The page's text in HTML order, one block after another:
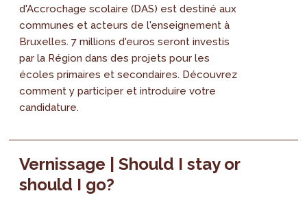
d'Accrochage scolaire (DAS) est destiné aux
communes et acteurs de l'enseignement à
Bruxelles. 7 millions d'euros seront investis
par la Région dans des projets pour les
écoles primaires et secondaires. Découvrez
comment y participer et introduire votre
candidature.
Vernissage | Should I stay or
should I go?